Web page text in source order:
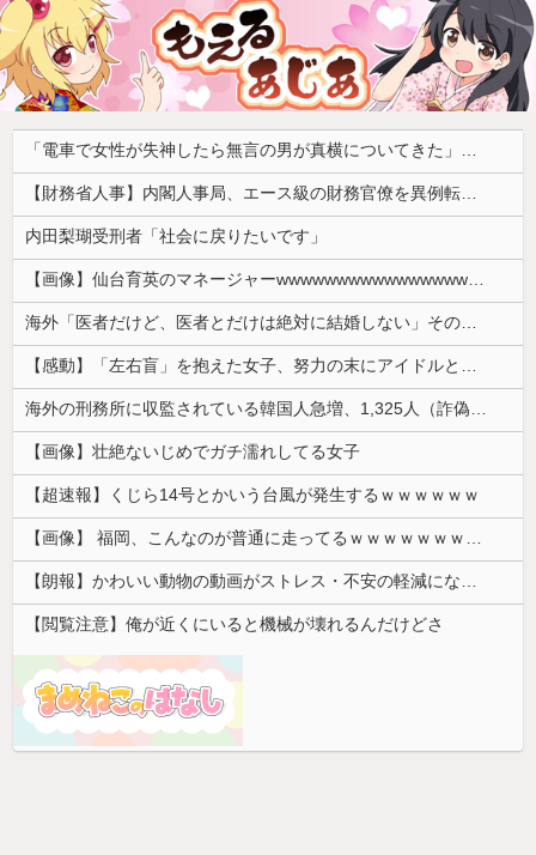
「電車で女性が失神したら無言の男が真横についてきた」とタレントが主張、虚言疑惑が出ると「その男の垢を発見した」と追加主張するも……
【財務省人事】内閣人事局、エース級の財務官僚を異例転出 官邸幹部「協力的でなかった」※岸田首相（当時）の秘書官などを歴任 、岸田首相の後輩
内田梨瑚受刑者「社会に戻りたいです」
【画像】仙台育英のマネージャーwwwwwwwwwwwwwwwwwww
海外「医者だけど、医者とだけは絶対に結婚しない」その理由が想像と全然違った…
【感動】「左右盲」を抱えた女子、努力の末にアイドルとしてデビューするｗｗｗｗ
海外の刑務所に収監されている韓国人急増、1,325人（詐偽が4分の1） 日本には254人
【画像】壮絶ないじめでガチ濡れしてる女子
【超速報】くじら14号とかいう台風が発生するｗｗｗｗｗｗ
【画像】 福岡、こんなのが普通に走ってるｗｗｗｗｗｗｗｗｗｗｗｗｗｗｗｗ
【朗報】かわいい動物の動画がストレス・不安の軽減になる可能性。英大学の研究で実証
【閲覧注意】俺が近くにいると機械が壊れるんだけどさ